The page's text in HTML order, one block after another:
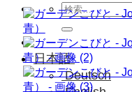
検
索
対
象:
日本語
Deutsch